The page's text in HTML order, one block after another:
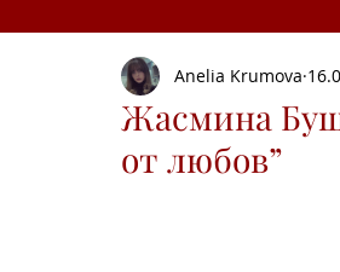
Народни занаяти Народни
Български народни носии
Жасмина
от любов”
Anelia Krumova